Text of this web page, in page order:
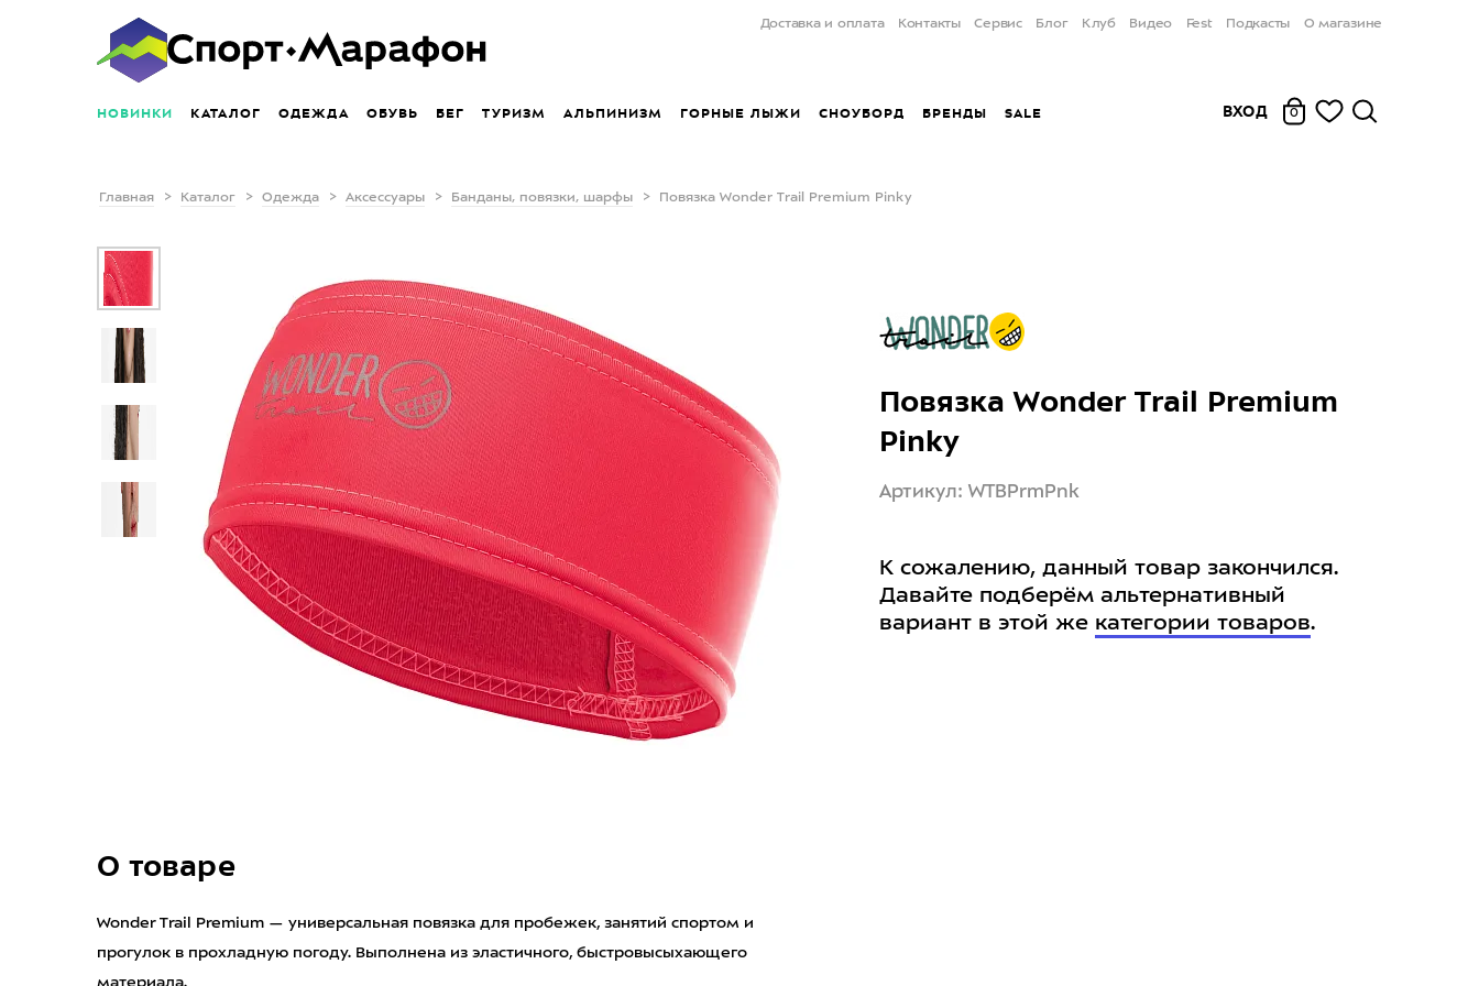
Доставка и оплата Контакты Сервис Блог Клуб Видео Fest Подкасты О магазине
НОВИНКИ КАТАЛОГ ОДЕЖДА ОБУВЬ БЕГ ТУРИЗМ АЛЬПИНИЗМ ГОРНЫЕ ЛЫЖИ СНОУБОРД БРЕНДЫ SALE ВХОД 0
Главная Каталог Одежда Аксессуары Банданы, повязки, шарфы Повязка Wonder Trail Premium Pinky
О товаре
Wonder Trail Premium — универсальная повязка для пробежек, занятий спортом и
прогулок в прохладную погоду. Выполнена из эластичного, быстровысыхающего
материала.
Повязка Wonder Trail Premium
Pinky
Артикул: WTBPrmPnk
К сожалению, данный товар закончился.
Давайте подберём альтернативный
вариант в этой же категории товаров.